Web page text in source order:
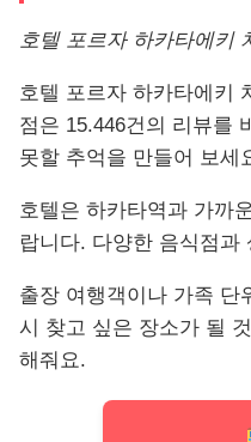
호텔 포르자 하카타에키
호텔 포르자 하카타에키
점은 15.446건의 리뷰를
못할 추억을 만들어 보세
호텔은 하카타역과 가까
랍니다. 다양한 음식점과
출장 여행객이나 가족 단
시 찾고 싶은 장소가 될
해줘요.